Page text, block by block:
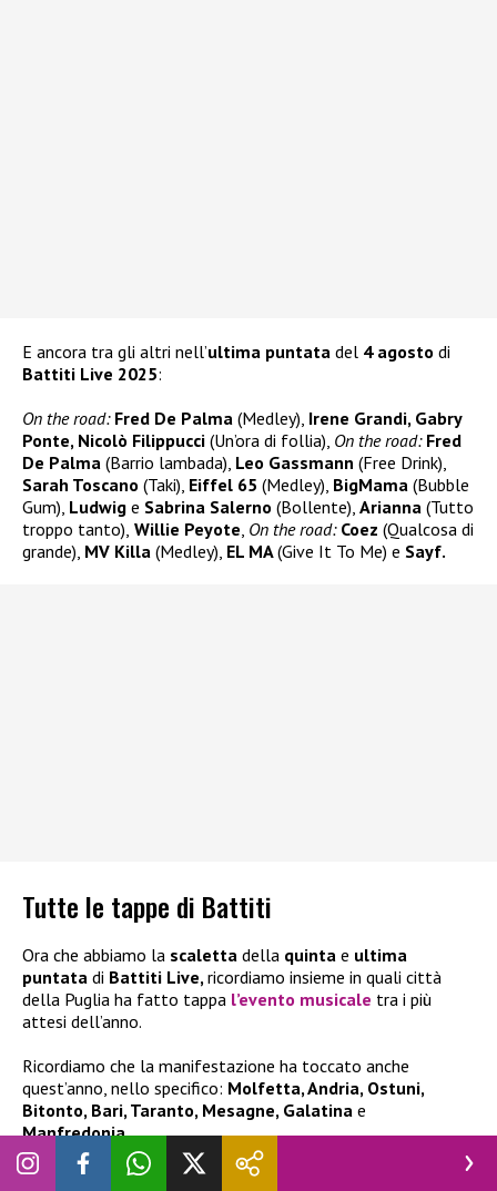
E ancora tra gli altri nell’ultima puntata del 4 agosto di
Battiti Live 2025:
On the road: Fred De Palma (Medley), Irene Grandi, Gabry
Ponte, Nicolò Filippucci (Un’ora di follia), On the road: Fred
De Palma (Barrio lambada), Leo Gassmann (Free Drink),
Sarah Toscano (Taki), Eiffel 65 (Medley), BigMama (Bubble
Gum), Ludwig e Sabrina Salerno (Bollente), Arianna (Tutto
troppo tanto), Willie Peyote, On the road: Coez (Qualcosa di
grande), MV Killa (Medley), EL MA(Give It To Me) e Sayf.
Tutte le tappe di Battiti
Ora che abbiamo la scaletta della quinta e ultima
puntata di Battiti Live,ricordiamo insieme in quali città
della Puglia ha fatto tappa l’evento musicale tra i più
attesi dell’anno.
Ricordiamo che la manifestazione ha toccato anche
quest’anno, nello specifico: Molfetta, Andria, Ostuni,
Bitonto, Bari, Taranto, Mesagne, Galatina e
Manfredonia.